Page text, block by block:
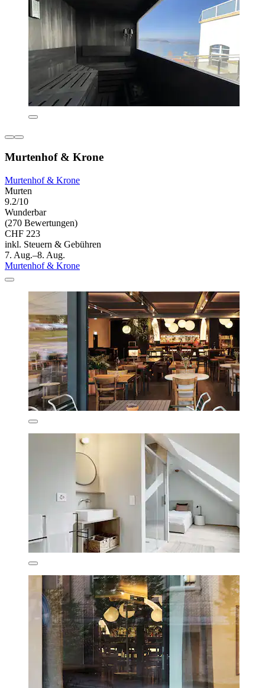
Murtenhof & Krone
Murtenhof & Krone
Murten
9.2/10
Wunderbar
(270 Bewertungen)
CHF 223
inkl. Steuern & Gebühren
7. Aug.–8. Aug.
Murtenhof & Krone